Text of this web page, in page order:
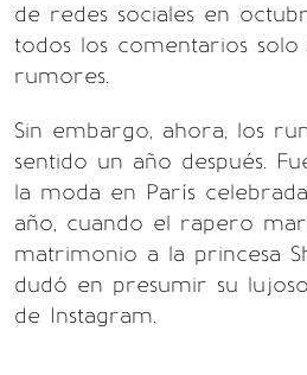
de redes sociales en
todos los comentarios solo
rumores.
Sin embargo, ahora, los
sentido un año después.
la moda en París
año, cuando el rapero
matrimonio a la princesa
dudó en presumir su
de Instagram.